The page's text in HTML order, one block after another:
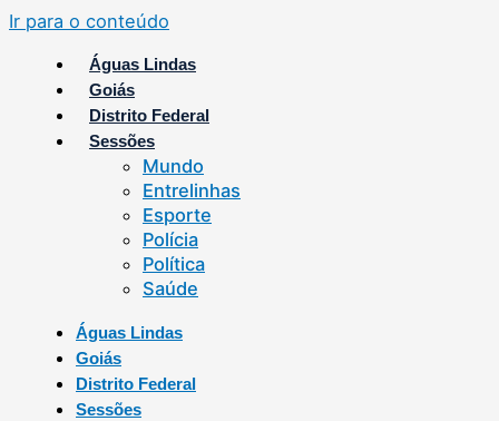
Ir para o conteúdo
Águas Lindas
Goiás
Distrito Federal
Sessões
Mundo
Entrelinhas
Esporte
Polícia
Política
Saúde
Águas Lindas
Goiás
Distrito Federal
Sessões